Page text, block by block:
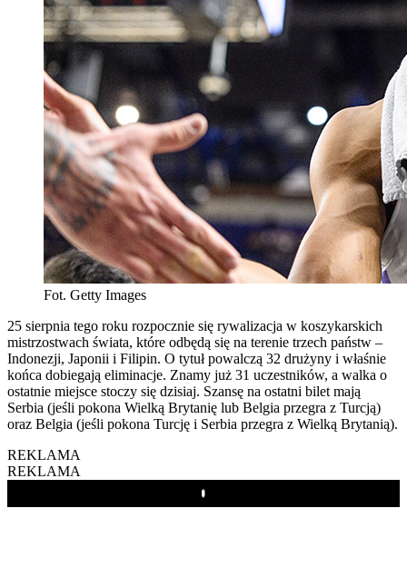
Fot. Getty Images
25 sierpnia tego roku rozpocznie się rywalizacja w koszykarskich
mistrzostwach świata, które odbędą się na terenie trzech państw –
Indonezji, Japonii i Filipin. O tytuł powalczą 32 drużyny i właśnie
końca dobiegają eliminacje. Znamy już 31 uczestników, a walka o
ostatnie miejsce stoczy się dzisiaj. Szansę na ostatni bilet mają
Serbia (jeśli pokona Wielką Brytanię lub Belgia przegra z Turcją)
oraz Belgia (jeśli pokona Turcję i Serbia przegra z Wielką Brytanią).
REKLAMA
REKLAMA
Play